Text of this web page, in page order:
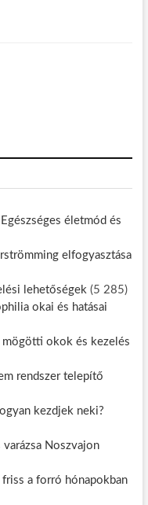
életmód és
elfogyasztása
lehetőségek (5 285)
okai és hatásai
mögötti okok és kezelés
rendszer telepítő
kezdjek neki?
Noszvajon
a forró hónapokban